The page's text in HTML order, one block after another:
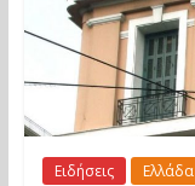
Ειδήσεις Ελλάδα